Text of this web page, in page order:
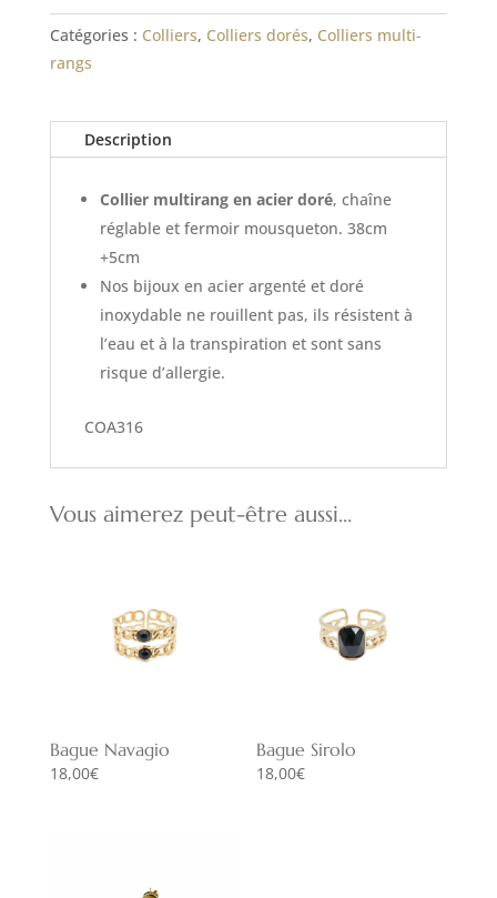
Catégories : Colliers, Colliers dorés, Colliers multi-
rangs
Description
Collier multirang en acier doré, chaîne
réglable et fermoir mousqueton. 38cm
+5cm
Nos bijoux en acier argenté et doré
inoxydable ne rouillent pas, ils résistent à
l’eau et à la transpiration et sont sans
risque d’allergie.
COA316
Vous aimerez peut-être aussi…
Bague Navagio
18,00€
Bague Sirolo
18,00€